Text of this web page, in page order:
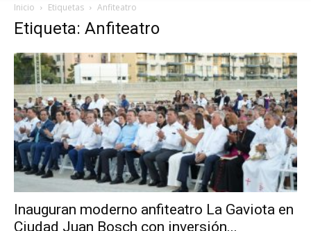
Inicio Etiquetas Anfiteatro
Etiqueta: Anfiteatro
Inauguran moderno anfiteatro La Gaviota en
Ciudad Juan Bosch con inversión...